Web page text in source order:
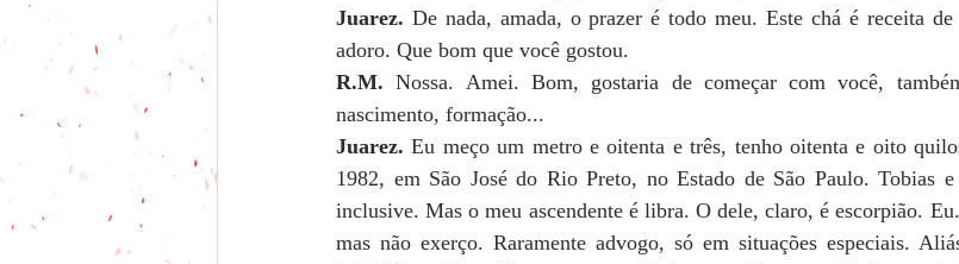
Juarez. De nada, amada, o prazer é todo meu. Este chá é receita
adoro. Que bom que você gostou.
R.M. Nossa. Amei. Bom, gostaria de começar com você,
nascimento, formação...
Juarez. Eu meço um metro e oitenta e três, tenho oitenta e oito
1982, em São José do Rio Preto, no Estado de São Paulo. Tobias
inclusive. Mas o meu ascendente é libra. O dele, claro, é escorpião.
mas não exerço. Raramente advogo, só em situações especiais.